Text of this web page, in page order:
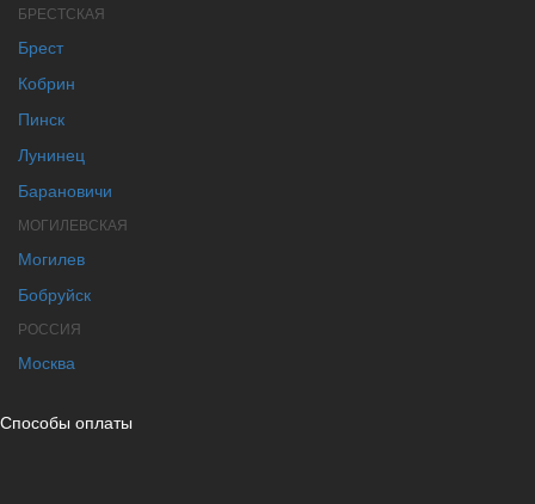
БРЕСТСКАЯ
Брест
Кобрин
Пинск
Лунинец
Барановичи
МОГИЛЕВСКАЯ
Могилев
Бобруйск
РОССИЯ
Москва
Способы оплаты